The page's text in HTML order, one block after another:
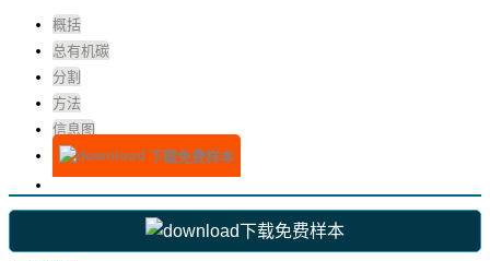
概括
总有机碳
分割
方法
信息图
下载免费样本
下载免费样本